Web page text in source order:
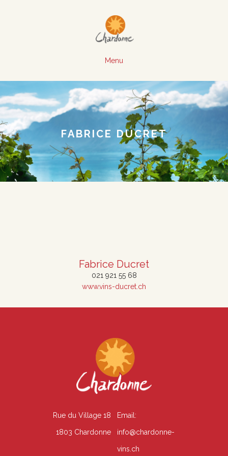
Menu
FABRICE DUCRET
Fabrice Ducret
021 921 55 68
www.vins-ducret.ch
Email:
info@chardonne-
vins.ch
Rue du Village 18
1803 Chardonne